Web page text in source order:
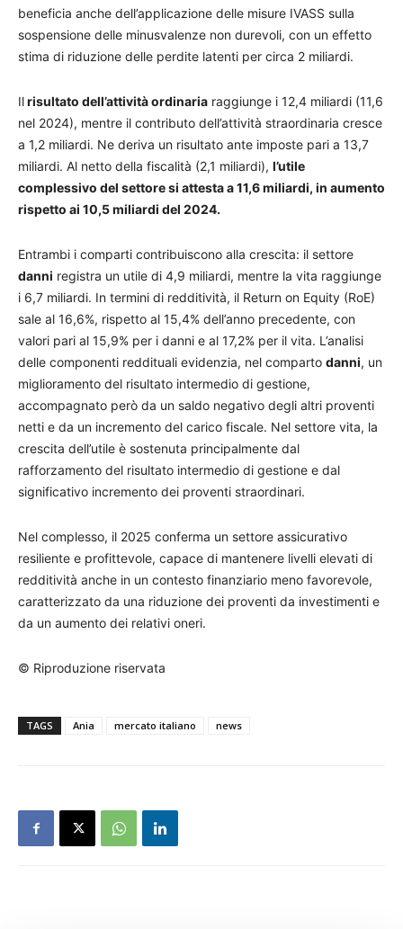
beneficia anche dell’applicazione delle misure IVASS sulla
sospensione delle minusvalenze non durevoli, con un effetto
stima di riduzione delle perdite latenti per circa 2 miliardi.
Ilrisultato dell’attività ordinaria raggiunge i 12,4 miliardi (11,6
nel 2024), mentre il contributo dell’attività straordinaria cresce
a 1,2 miliardi. Ne deriva un risultato ante imposte pari a 13,7
miliardi. Al netto della fiscalità (2,1 miliardi), l’utile
complessivo del settore si attesta a 11,6 miliardi, in aumento
rispetto ai 10,5 miliardi del 2024.
Entrambi i comparti contribuiscono alla crescita: il settore
danni registra un utile di 4,9 miliardi, mentre la vita raggiunge
i 6,7 miliardi. In termini di redditività, il Return on Equity (RoE)
sale al 16,6%, rispetto al 15,4% dell’anno precedente, con
valori pari al 15,9% per i danni e al 17,2% per il vita. L’analisi
delle componenti reddituali evidenzia, nel comparto danni, un
miglioramento del risultato intermedio di gestione,
accompagnato però da un saldo negativo degli altri proventi
netti e da un incremento del carico fiscale. Nel settore vita, la
crescita dell’utile è sostenuta principalmente dal
rafforzamento del risultato intermedio di gestione e dal
significativo incremento dei proventi straordinari.
Nel complesso, il 2025 conferma un settore assicurativo
resiliente e profittevole, capace di mantenere livelli elevati di
redditività anche in un contesto finanziario meno favorevole,
caratterizzato da una riduzione dei proventi da investimenti e
da un aumento dei relativi oneri.
© Riproduzione riservata
TAGS Ania mercato italiano news